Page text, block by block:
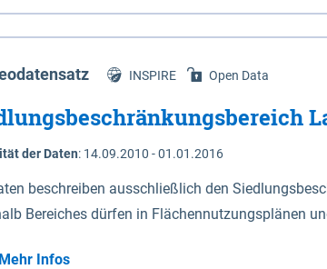
Niedersachsen (vgl. Abb. 4-1) entlang der Elbe
472,5 bei Schnackenburg bis 569 bei
Dannenberg und Lüneburg.
INSPIRE Open Data
der Daten: 14.09.2010 - 01.01.2016
beschreiben ausschließlich den
Bereiches dürfen in Flächennutzungsplänen
Mehr Infos